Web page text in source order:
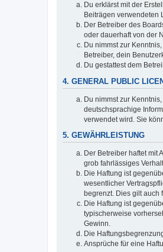
Du erklärst mit der
Beiträgen verwendeten
Der Betreiber des
oder dauerhaft von der
Du nimmst zur
Betreiber, dein
Du gestattest dem
4. GENERAL PUBLIC
Du nimmst zur
deutschsprachige
verwendet wird. Sie
5. GEWÄHRLEISTUNG
Der Betreiber haftet mit
grob fahrlässiges
Die Haftung ist
wesentlicher
begrenzt. Dies gilt
Die Haftung ist
typischerweise
Gewinn.
Die
Ansprüche für eine